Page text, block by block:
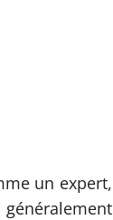
un expert,